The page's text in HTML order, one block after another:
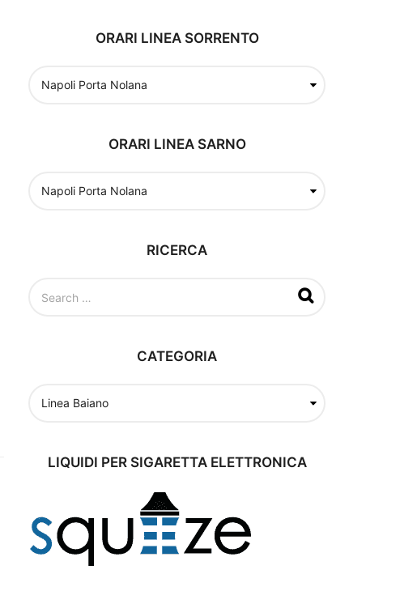
ORARI LINEA SORRENTO
ORARI LINEA SARNO
RICERCA
CATEGORIA
LIQUIDI PER SIGARETTA ELETTRONICA